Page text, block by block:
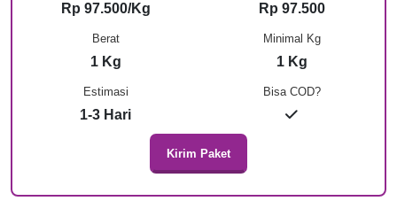
Bisa COD?
Rp 97.500/Kg Rp 97.500
Berat
1 Kg
Minimal Kg
1 Kg
Estimasi
1-3 Hari
Kirim Paket